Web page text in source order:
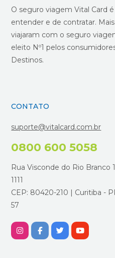
O seguro viagem Vital Card
entender e de contratar.
viajaram com o seguro
eleito Nº1 pelos
Destinos.
CONTATO
suporte@vitalcard.com.br
0800 600 5058
Rua Visconde do Rio Branco
1111
CEP: 80420-210 | Curitiba -
57